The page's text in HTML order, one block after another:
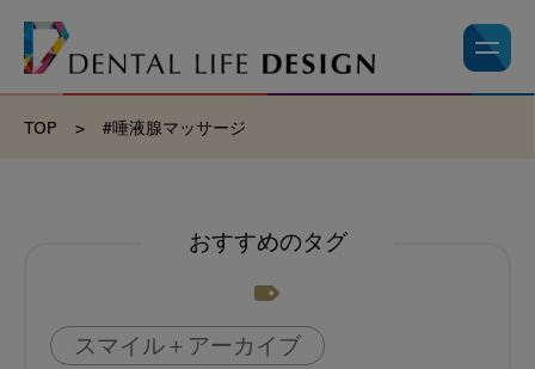
TOP > #唾液腺マッサージ
おすすめのタグ
スマイル＋アーカイブ